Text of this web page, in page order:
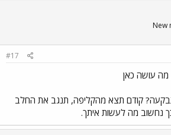
New
#17
מה עושה כאן
קודם תצא מהקליפה, תנגב את החלב
נחשוב מה לעשות איתך.